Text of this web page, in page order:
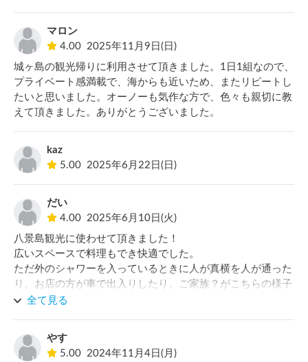
マロン
4.00 2025年11月9日(日)
城ヶ島の観光帰りに利用させて頂きました。1日1組なので、
プライベート感満載で、海からも近いため、またリピートし
たいと思いました。オーノーも気作な方で、色々も親切に教
えて頂きました。ありがとうございました。
kaz
5.00 2025年6月22日(日)
だい
4.00 2025年6月10日(火)
八景島観光に使わせて頂きました！
広いスペースで料理もでき快適でした。
ただ外のシャワーを入っているときに人が真横を人が通った
り、お店の方が車で出入りしたり、ご家族？がこちらの様子
を伺うように見ていらっしゃったりしたので、ちょっとドキ
して利用されるのがおすすめです。
全て見る
やす
5.00 2024年11月4日(月)